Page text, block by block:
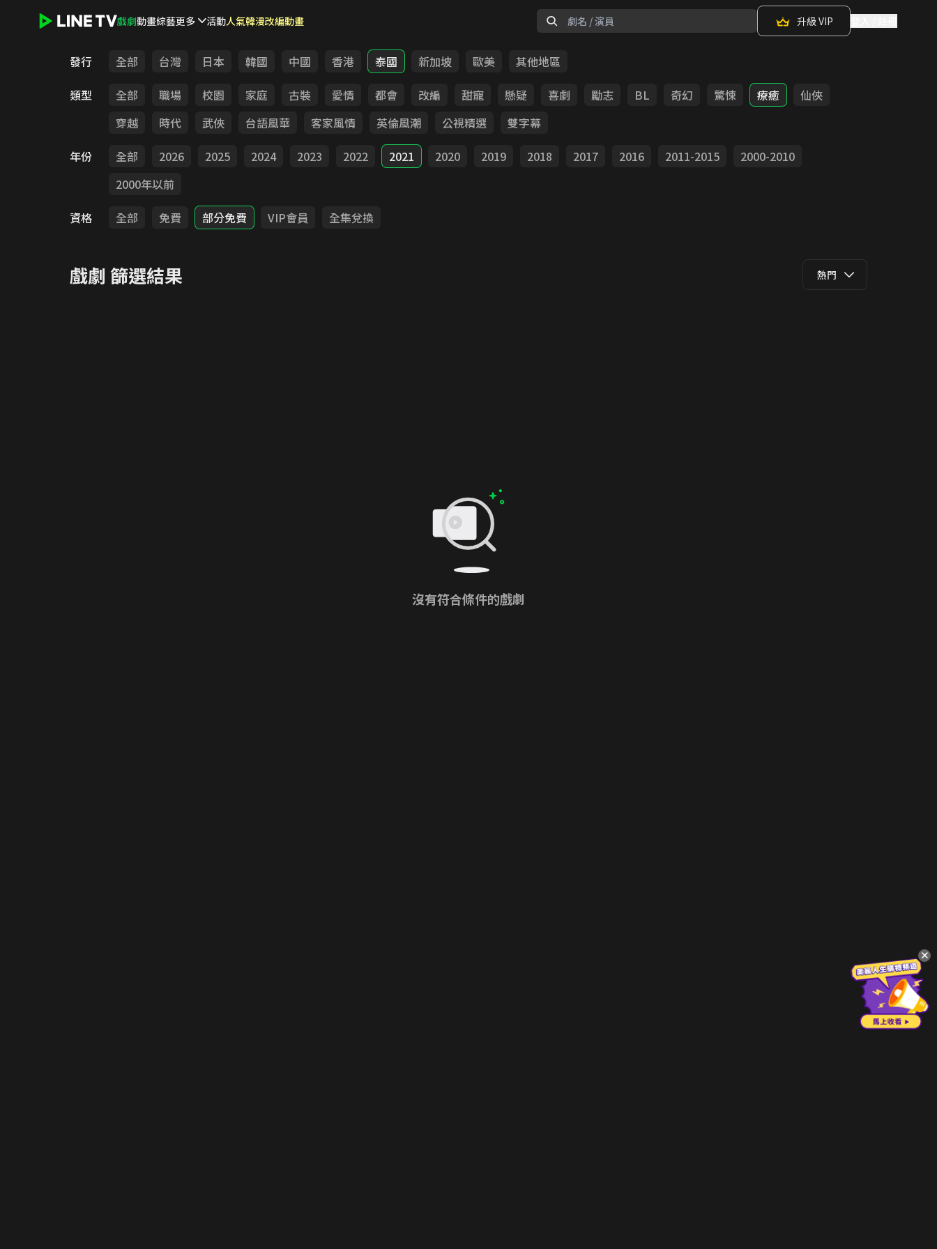
戲劇動畫綜藝更多 活動人氣韓漫改編動畫 升級 VIP
發行 全部 台灣 日本 韓國 中國 香港 泰國 新加坡 歐美
其他地區
類型
全部 職場 校園 家庭 古裝 愛情 都會 改編 甜寵 懸疑 喜劇 勵志 BL 奇幻 驚悚 療癒
仙俠
穿越
時代 武俠 台語風華 客家風情 英倫風潮 公視精選
雙字幕
年份
全部 2026 2025 2024 2023 2022 2021 2020 2019 2018 2017 2016 2011-2015
2000-2010
2000年以前
資格
全部 免費 部分免費 VIP會員 全集兌換
戲劇 篩選結果 熱門
沒有符合條件的戲劇